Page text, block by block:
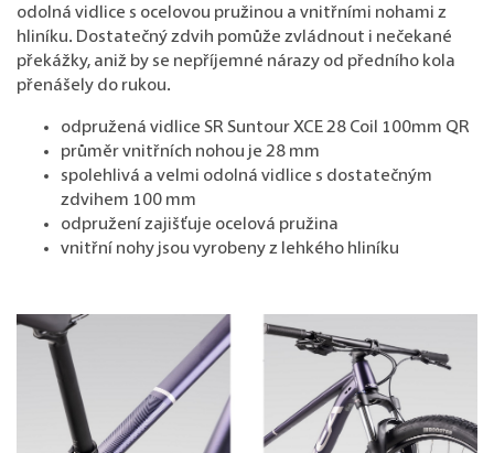
odolná vidlice s ocelovou pružinou a vnitřními nohami z
hliníku. Dostatečný zdvih pomůže zvládnout i nečekané
překážky, aniž by se nepříjemné nárazy od předního kola
přenášely do rukou.
odpružená vidlice SR Suntour XCE 28 Coil 100mm QR
průměr vnitřních nohou je 28 mm
spolehlivá a velmi odolná vidlice s dostatečným
zdvihem 100 mm
odpružení zajišťuje ocelová pružina
vnitřní nohy jsou vyrobeny z lehkého hliníku